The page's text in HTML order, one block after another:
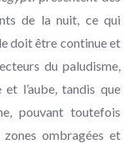
de la nuit, ce qui
doit être continue et
du paludisme,
l’aube, tandis que
pouvant toutefois
ombragées et